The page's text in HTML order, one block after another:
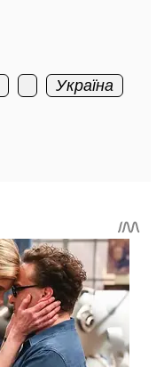
Україна